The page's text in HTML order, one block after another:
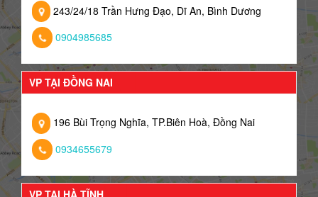
243/24/18 Trần Hưng Đạo, Dĩ An, Bình Dương
0904985685
VP TẠI ĐỒNG NAI
196 Bùi Trọng Nghĩa, TP.Biên Hoà, Đồng Nai
0934655679
VP TẠI HÀ TĨNH